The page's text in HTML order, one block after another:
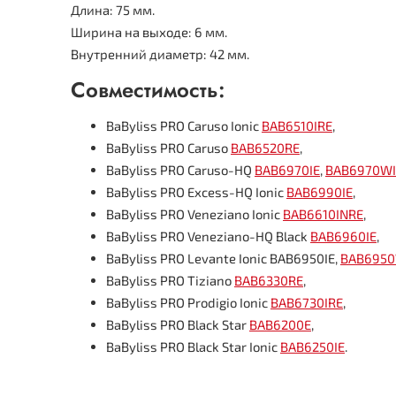
Длина: 75 мм.
Ширина на выходе: 6 мм.
Внутренний диаметр: 42 мм.
Совместимость:
BaByliss PRO Caruso Ionic BAB6510IRE,
BaByliss PRO Caruso BAB6520RE,
BaByliss PRO Caruso-HQ BAB6970IE,
BaByliss PRO Excess-HQ Ionic BAB6990IE,
BaByliss PRO Veneziano Ionic BAB6610INRE,
BaByliss PRO Veneziano-HQ Black BAB6960IE,
BaByliss PRO Levante Ionic BAB6950IE,
BaByliss PRO Tiziano BAB6330RE,
BaByliss PRO Prodigio Ionic BAB6730IRE,
BaByliss PRO Black Star BAB6200E,
BaByliss PRO Black Star Ionic BAB6250IE.